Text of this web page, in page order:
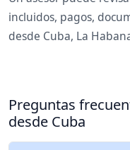
incluidos, pagos,
desde Cuba, La
Preguntas
desde Cuba